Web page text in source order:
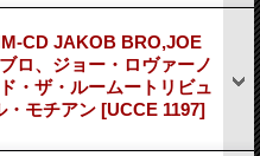
CD JAKOB BRO,JOE
ロ、ジョー・ロヴァーノ
・ザ・ルームートリビュ
・モチアン [UCCE 1197]